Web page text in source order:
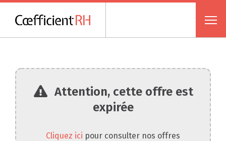
Attention, cette offre est
expirée
Cliquez ici pour consulter nos offres